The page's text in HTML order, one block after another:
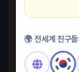
🌍 전세계 친구들